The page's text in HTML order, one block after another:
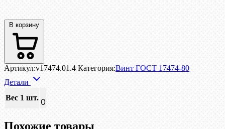
В корзину
Артикул:v17474.01.4 Категория:Винт ГОСТ 17474-80
Детали
Вес 1 шт. 0
Похожие товары